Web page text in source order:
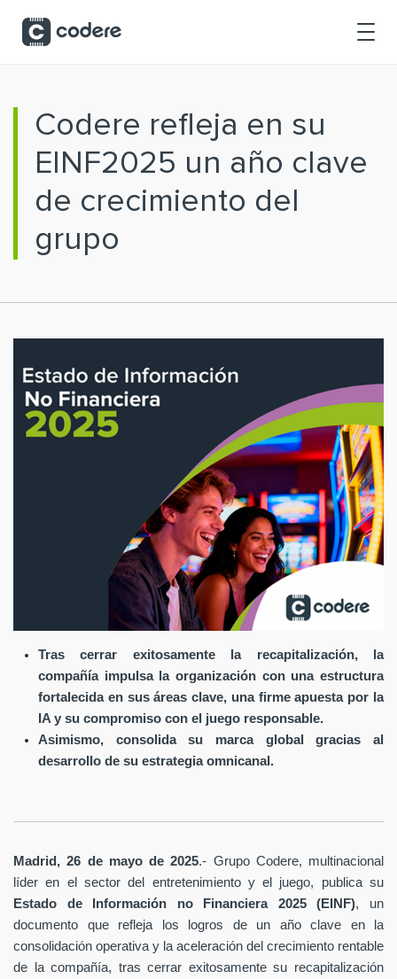
Codere refleja en su
EINF2025 un año clave
de crecimiento del
grupo
Tras cerrar exitosamente la recapitalización, la
compañía impulsa la organización con una estructura
fortalecida en sus áreas clave, una firme apuesta por la
IA y su compromiso con el juego responsable.
Asimismo, consolida su marca global gracias al
desarrollo de su estrategia omnicanal.
Madrid, 26 de mayo de 2025.- Grupo Codere, multinacional
líder en el sector del entretenimiento y el juego, publica su
Estado de Información no Financiera 2025 (EINF), un
documento que refleja los logros de un año clave en la
consolidación operativa y la aceleración del crecimiento rentable
de la compañía, tras cerrar exitosamente su recapitalización